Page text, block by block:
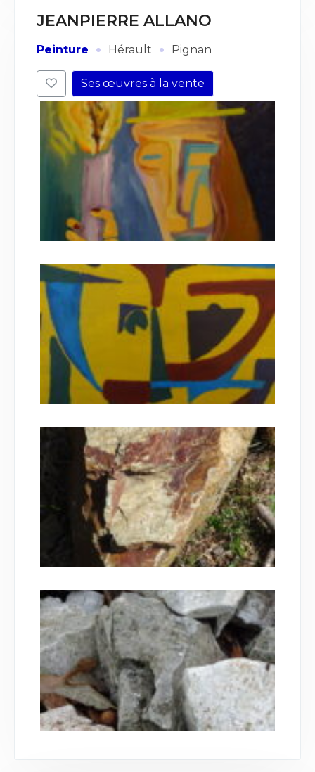
JEANPIERRE ALLANO
Peinture · Hérault · Pignan
Ses œuvres à la vente